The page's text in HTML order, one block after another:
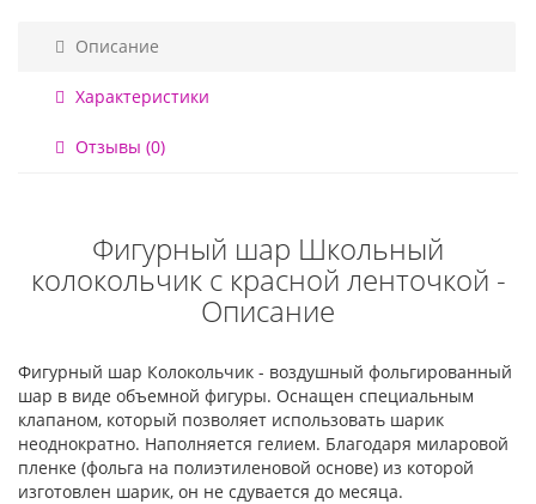
Описание
Характеристики
Отзывы (0)
Фигурный шар Школьный
колокольчик с красной ленточкой -
Описание
Фигурный шар Колокольчик - воздушный фольгированный
шар в виде объемной фигуры. Оснащен специальным
клапаном, который позволяет использовать шарик
неоднократно. Наполняется гелием. Благодаря миларовой
пленке (фольга на полиэтиленовой основе) из которой
изготовлен шарик, он не сдувается до месяца.